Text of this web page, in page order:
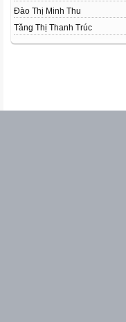
Đào Thị Minh Thu
Tăng Thị Thanh Trúc